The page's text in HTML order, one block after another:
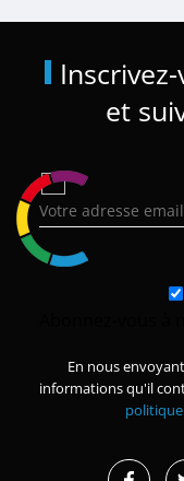
et
En nous
informations qu'il